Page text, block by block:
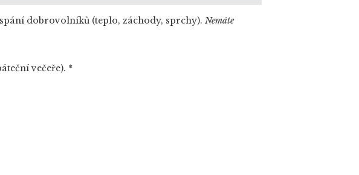
dobrovolníků (teplo, záchody, sprchy). Nemáte
večeře). *